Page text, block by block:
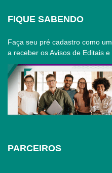
FIQUE SABENDO
Faça seu pré cadastro como
a receber os Avisos de Editais
PARCEIROS